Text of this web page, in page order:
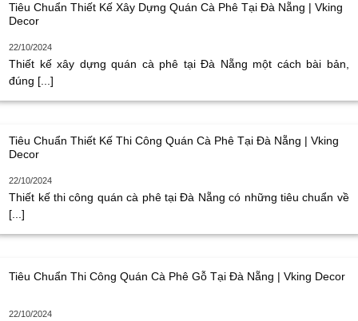
Tiêu Chuẩn Thiết Kế Xây Dựng Quán Cà Phê Tại Đà Nẵng | Vking
Decor
22/10/2024
Thiết kế xây dựng quán cà phê tại Đà Nẵng một cách bài bản,
đúng [...]
Tiêu Chuẩn Thiết Kế Thi Công Quán Cà Phê Tại Đà Nẵng | Vking
Decor
22/10/2024
Thiết kế thi công quán cà phê tại Đà Nẵng có những tiêu chuẩn về
[...]
Tiêu Chuẩn Thi Công Quán Cà Phê Gỗ Tại Đà Nẵng | Vking Decor
22/10/2024